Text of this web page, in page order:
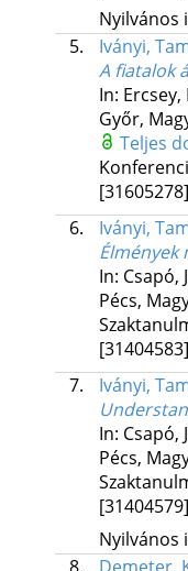
Nyilvános
5.
Iványi,
A fiatalok
In: Ercsey,
Győr,
Teljes
[31605278]
6.
Iványi,
Élmények
In: Csapó,
Pécs,
[31404583]
7.
Iványi,
In: Csapó,
Pécs,
[31404579]
Nyilvános